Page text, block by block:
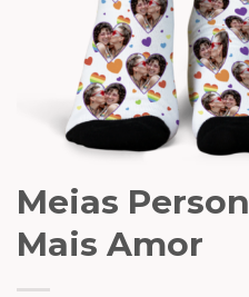
Meias
Mais Amor